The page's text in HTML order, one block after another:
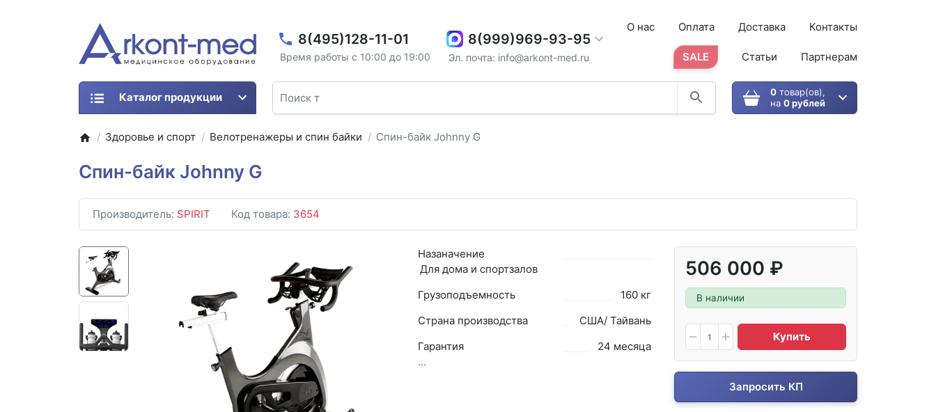
8(495)128-11-01
Время работы с 10:00 до 19:00
8(999)969-93-95
Эл. почта: info@arkont-med.ru
О нас Оплата Доставка Контакты
SALE Статьи Партнерам
0товар(ов),
на 0 рублей
Каталог продукции
Здоровье и спорт Велотренажеры и спин байки Спин-байк Johnny G
Спин-байк Johnny G
Производитель: SPIRIT Код товара: 3654
506 000 ₽
В наличии
Купить
Запросить КП
Назаначение
Для дома и спортзалов
Грузоподъемность
160 кг
Страна производства
США/ Тайвань
Гарантия
24 месяца
...